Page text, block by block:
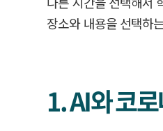
장소와 내용을 선택하
1. AI와 코